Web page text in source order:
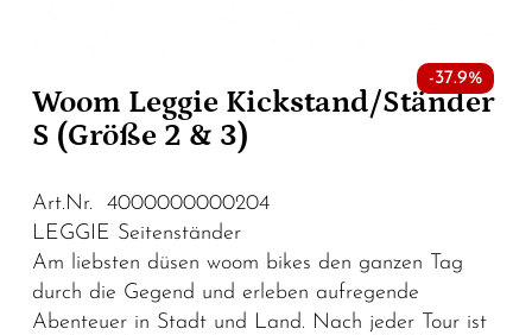
-37.9%
Woom Leggie Kickstand/Ständer
S (Größe 2 & 3)
Art.Nr. 4000000000204
LEGGIE Seitenständer
Am liebsten düsen woom bikes den ganzen Tag
durch die Gegend und erleben aufregende
Abenteuer in Stadt und Land. Nach jeder Tour ist